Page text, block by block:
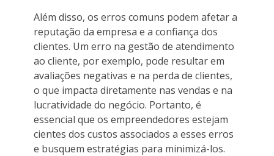
Além disso, os erros comuns podem afetar a
reputação da empresa e a confiança dos
clientes. Um erro na gestão de atendimento
ao cliente, por exemplo, pode resultar em
avaliações negativas e na perda de clientes,
o que impacta diretamente nas vendas e na
lucratividade do negócio. Portanto, é
essencial que os empreendedores estejam
cientes dos custos associados a esses erros
e busquem estratégias para minimizá-los.